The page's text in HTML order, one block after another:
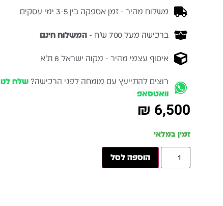
משלוח מהיר - זמן אספקה בין 3-5 ימי עסקים
ברכישה מעל 700 ש״ח - המשלוח חינם
איסוף עצמי מהיר - מקוה ישראל 6 ת״א
רוצים להתייעץ עם מומחה לפני הרכישה?שלח לנו
וואטסאפ
₪ 6,500
זמין במלאי
הוספה לסל